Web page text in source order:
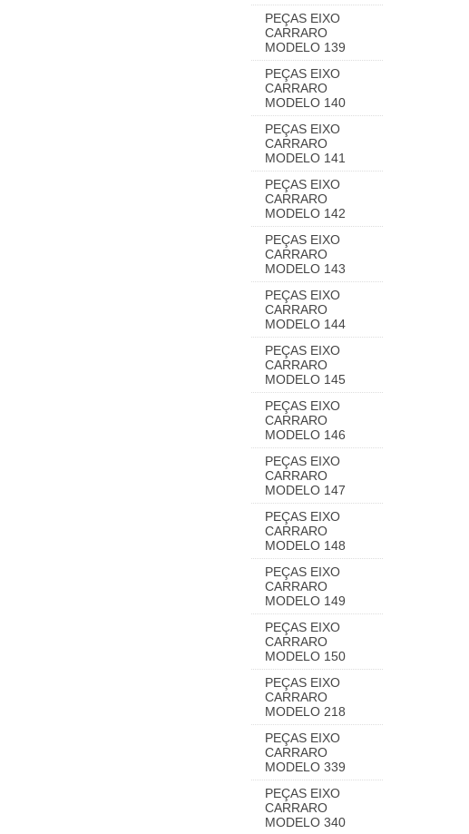
PEÇAS EIXO
CARRARO
MODELO 139
PEÇAS EIXO
CARRARO
MODELO 140
PEÇAS EIXO
CARRARO
MODELO 141
PEÇAS EIXO
CARRARO
MODELO 142
PEÇAS EIXO
CARRARO
MODELO 143
PEÇAS EIXO
CARRARO
MODELO 144
PEÇAS EIXO
CARRARO
MODELO 145
PEÇAS EIXO
CARRARO
MODELO 146
PEÇAS EIXO
CARRARO
MODELO 147
PEÇAS EIXO
CARRARO
MODELO 148
PEÇAS EIXO
CARRARO
MODELO 149
PEÇAS EIXO
CARRARO
MODELO 150
PEÇAS EIXO
CARRARO
MODELO 218
PEÇAS EIXO
CARRARO
MODELO 339
PEÇAS EIXO
CARRARO
MODELO 340